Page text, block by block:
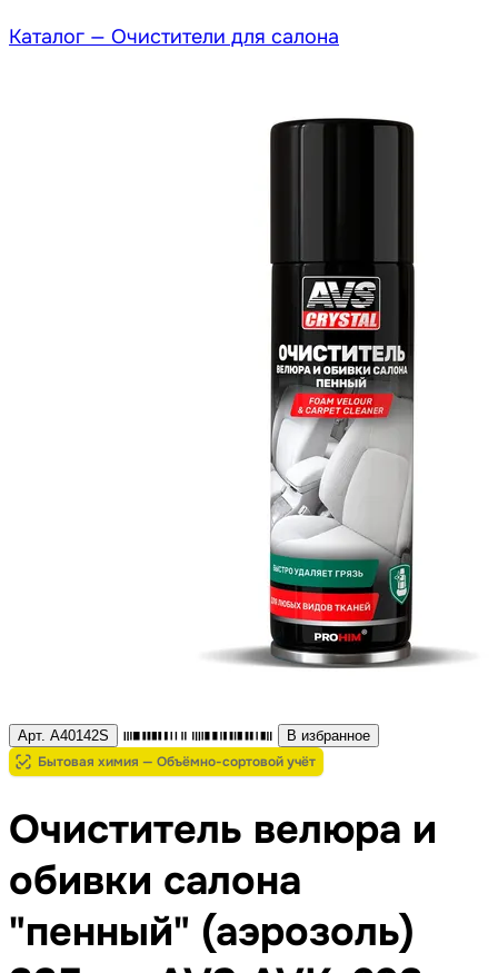
Каталог — Очистители для салона
Арт. A40142S В избранное
Бытовая химия — Объёмно-сортовой учёт
Очиститель велюра и
обивки салона
"пенный" (аэрозоль)